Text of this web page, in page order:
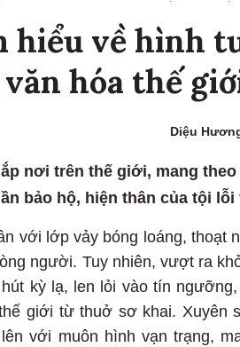
hiểu về hình
hóa thế
Diệu
nơi trên thế giới, mang
bảo hộ, hiện thân của tội lỗi
với lớp vảy bóng loáng, thoạt
người. Tuy nhiên, vượt ra
kỳ lạ, len lỏi vào tín
giới từ thuở sơ khai. Xuyên
với muôn hình vạn trạng,